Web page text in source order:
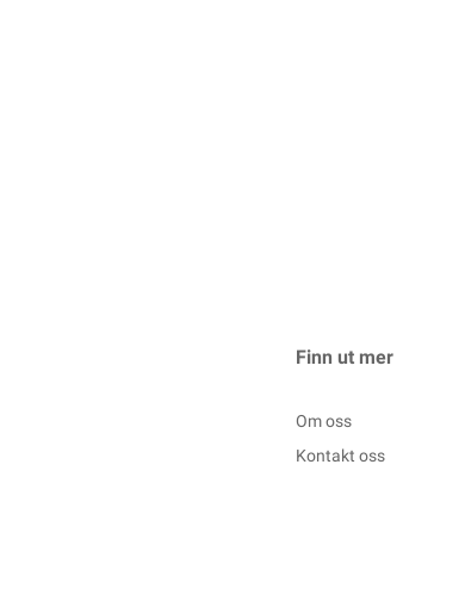
Finn ut mer
Om oss
Kontakt oss